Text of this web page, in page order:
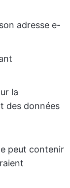
adresse e-
la
des données
peut contenir